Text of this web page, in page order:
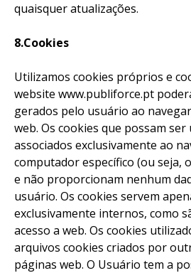
quaisquer atualizações.
8.Cookies
Utilizamos cookies próprios e
website www.publiforce.pt
gerados pelo usuário ao
web. Os cookies que possam
associados exclusivamente ao
computador específico (ou seja,
e não proporcionam nenhum
usuário. Os cookies servem
exclusivamente internos, como
acesso a web. Os cookies
arquivos cookies criados por
páginas web. O Usuário tem a